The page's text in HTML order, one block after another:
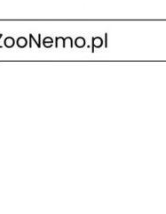
w klatkach pojawiły
ale oto nadszedł